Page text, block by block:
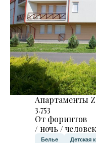
Апартаменты
3.753
От форинтов
/ ночь / человек
Белье Детская